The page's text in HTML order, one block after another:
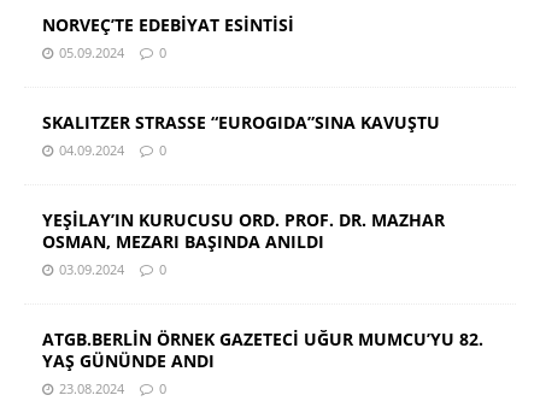
NORVEÇ’TE EDEBİYAT ESİNTİSİ
05.09.2024 0
SKALITZER STRASSE “EUROGIDA”SINA KAVUŞTU
04.09.2024 0
YEŞİLAY’IN KURUCUSU ORD. PROF. DR. MAZHAR
OSMAN, MEZARI BAŞINDA ANILDI
03.09.2024 0
ATGB.BERLİN ÖRNEK GAZETECİ UĞUR MUMCU’YU 82.
YAŞ GÜNÜNDE ANDI
23.08.2024 0